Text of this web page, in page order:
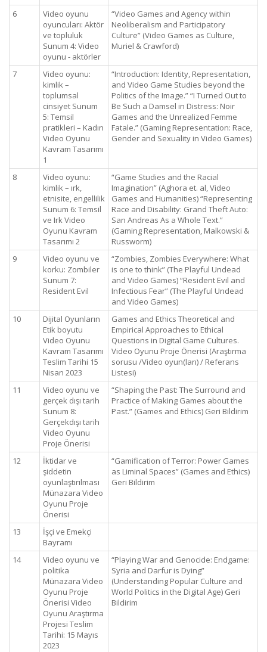
6
Video oyunu
oyuncuları: Aktör
ve topluluk
Sunum 4: Video
oyunu - aktörler
“Video Games and Agency within
Neoliberalism and Participatory
Culture” (Video Games as Culture,
Muriel & Crawford)
7
Video oyunu:
kimlik –
toplumsal
cinsiyet Sunum
5: Temsil
pratikleri – Kadın
Video Oyunu
Kavram Tasarımı
1
“Introduction: Identity, Representation,
and Video Game Studies beyond the
Politics of the Image.” “I Turned Out to
Be Such a Damsel in Distress: Noir
Games and the Unrealized Femme
Fatale.” (Gaming Representation: Race,
Gender and Sexuality in Video Games)
8
Video oyunu:
kimlik – ırk,
etnisite, engellilik
Sunum 6: Temsil
ve Irk Video
Oyunu Kavram
Tasarımı 2
“Game Studies and the Racial
Imagination” (Aghora et. al, Video
Games and Humanities) “Representing
Race and Disability: Grand Theft Auto:
San Andreas As a Whole Text.”
(Gaming Representation, Malkowski &
Russworm)
9
Video oyunu ve
korku: Zombiler
Sunum 7:
Resident Evil
“Zombies, Zombies Everywhere: What
is one to think” (The Playful Undead
and Video Games) “Resident Evil and
Infectious Fear” (The Playful Undead
and Video Games)
10
Dijital Oyunların
Etik boyutu
Video Oyunu
Kavram Tasarımı
Teslim Tarihi 15
Nisan 2023
Games and Ethics Theoretical and
Empirical Approaches to Ethical
Questions in Digital Game Cultures.
Video Oyunu Proje Önerisi (Araştırma
sorusu /Video oyun(ları) / Referans
Listesi)
11
Video oyunu ve
gerçek dışı tarih
Sunum 8:
Gerçekdışı tarih
Video Oyunu
Proje Önerisi
“Shaping the Past: The Surround and
Practice of Making Games about the
Past.” (Games and Ethics) Geri Bildirim
12
İktidar ve
şiddetin
oyunlaştırılması
Münazara Video
Oyunu Proje
Önerisi
“Gamification of Terror: Power Games
as Liminal Spaces” (Games and Ethics)
Geri Bildirim
13
İşçi ve Emekçi
Bayramı
14
Video oyunu ve
politika
Münazara Video
Oyunu Proje
Önerisi Video
Oyunu Araştırma
Projesi Teslim
Tarihi: 15 Mayıs
2023
“Playing War and Genocide: Endgame:
Syria and Darfur is Dying”
(Understanding Popular Culture and
World Politics in the Digital Age) Geri
Bildirim